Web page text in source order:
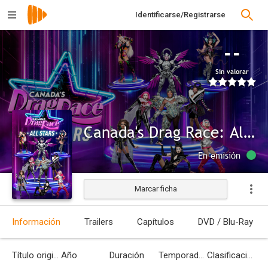
Identificarse/Registrarse
--
Sin valorar
Canada's Drag Race: All Stars
En emisión
Marcar ficha
Información Trailers Capítulos DVD / Blu-Ray
Título original Año Duración Temporadas Clasificación por edades